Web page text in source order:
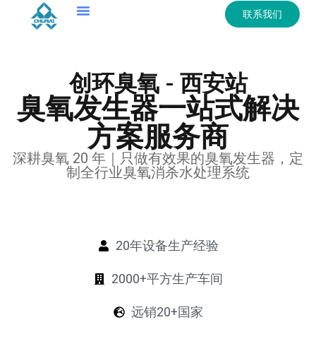
联系我们
创环臭氧 - 西安站
臭氧发生器一站式解决
方案服务商
深耕臭氧 20 年｜只做有效果的臭氧发生器，定
制全行业臭氧消杀水处理系统
20年设备生产经验
2000+平方生产车间
远销20+国家